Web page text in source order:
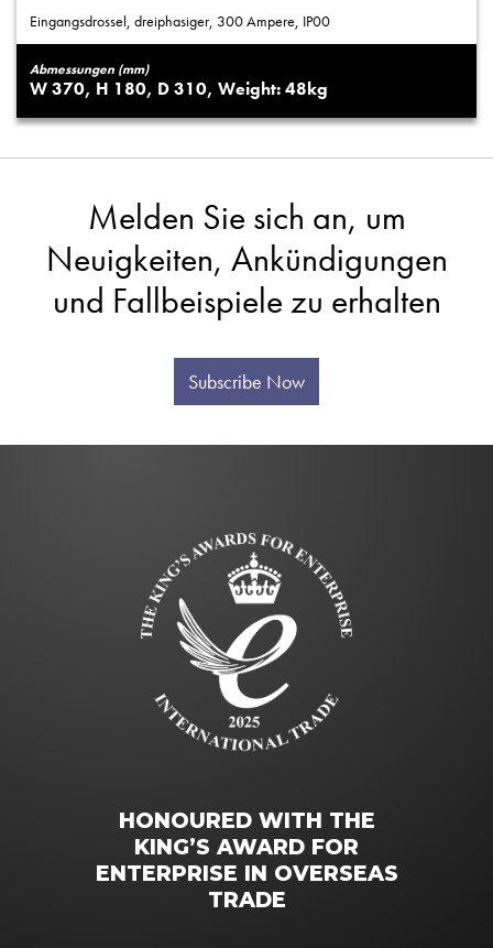
Eingangsdrossel, dreiphasiger, 300 Ampere, IP00
Abmessungen (mm)
370 180 310 48
Melden Sie sich an, um
Neuigkeiten, Ankündigungen
und Fallbeispiele zu erhalten
Subscribe Now
HONOURED WITH THE
KING’S AWARD FOR
ENTERPRISE IN OVERSEAS
TRADE